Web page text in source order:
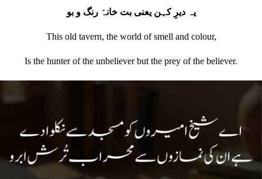
یہ دیرِ کہن یعنی بت خانہَ رنگ و بو
This old tavern, the world of smell and colour,
Is the hunter of the unbeliever but the prey of the believer.